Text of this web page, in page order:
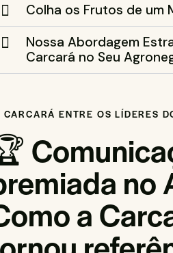
Colha os Frutos de um
Nossa Abordagem
Carcará no Seu
CARCARÁ ENTRE OS LÍDERES
no
a